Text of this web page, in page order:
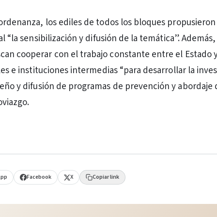
los ediles de todos los bloques
“la sensibilización y difusión de la temática”.
cooperar con el trabajo constante entre el Estado
e instituciones intermedias “para desarrollar la
y difusión de programas de prevención y abordaje
Facebook X Copiar link